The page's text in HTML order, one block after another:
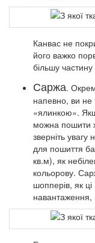
Канвас не
його важко
більшу
Саржа.
напевно, ви не
«ялинкою».
можна пошити
зверніть
для пошиття
кв.м), як
кольорову.
шопперів, як
навантаження,